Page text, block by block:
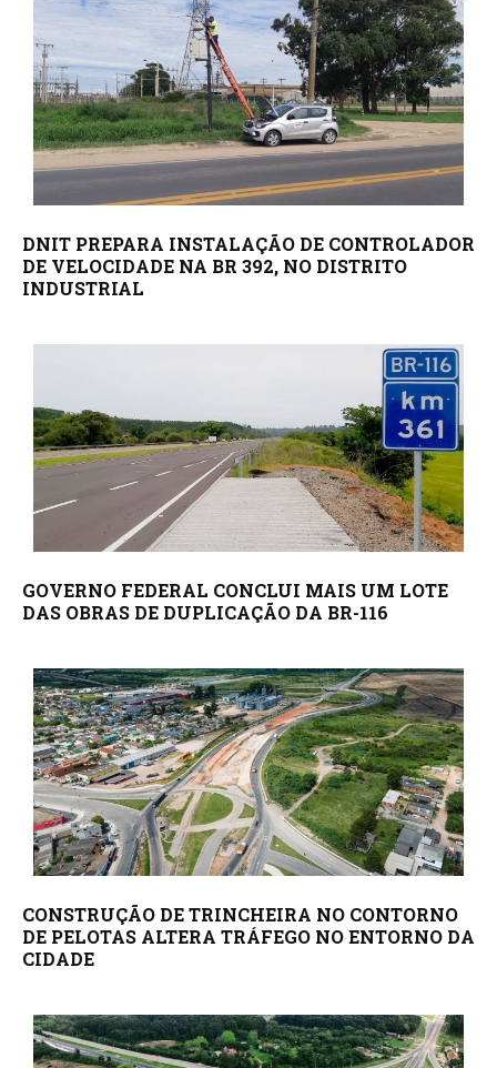
DNIT PREPARA INSTALAÇÃO DE CONTROLADOR
DE VELOCIDADE NA BR 392, NO DISTRITO
INDUSTRIAL
GOVERNO FEDERAL CONCLUI MAIS UM LOTE
DAS OBRAS DE DUPLICAÇÃO DA BR-116
CONSTRUÇÃO DE TRINCHEIRA NO CONTORNO
DE PELOTAS ALTERA TRÁFEGO NO ENTORNO DA
CIDADE